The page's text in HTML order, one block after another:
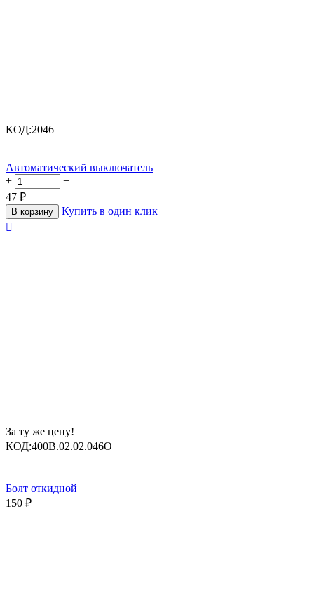
КОД:2046
Автоматический выключатель
+
−
47 ₽
В корзину
Купить в один клик

За ту же цену!
КОД:400B.02.02.046O
Болт откидной
150 ₽